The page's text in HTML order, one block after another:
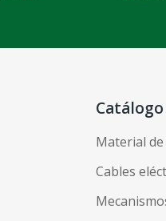
Catálogo
Material
Cables